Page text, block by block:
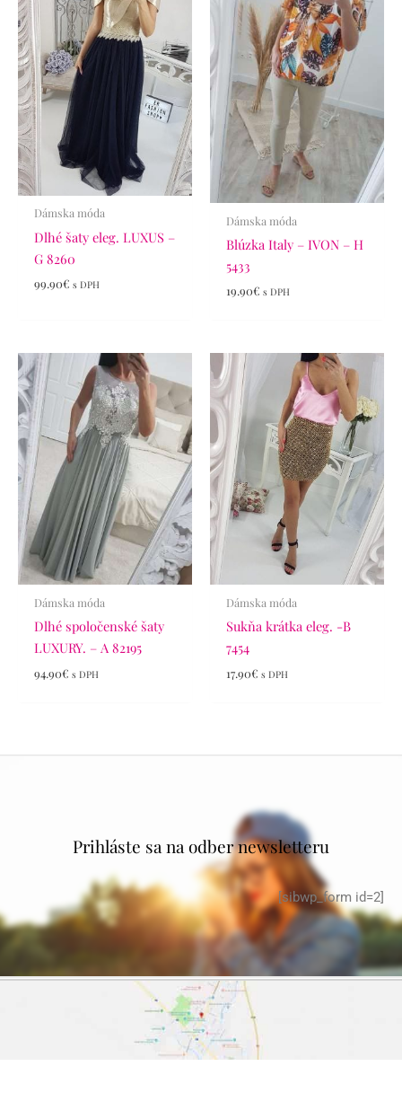
Dámska móda
Dlhé šaty eleg. LUXUS –
G 8260
99.90€ s DPH
Dámska móda
Blúzka Italy – IVON – H
5433
19.90€ s DPH
Dámska móda
Dlhé spoločenské šaty
LUXURY. – A 82195
94.90€ s DPH
Dámska móda
Sukňa krátka eleg. -B
7454
17.90€ s DPH
Prihláste sa na odber newsletteru
[sibwp_form id=2]